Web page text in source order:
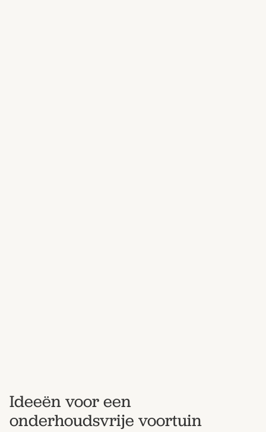
Ideeën voor een
onderhoudsvrije voortuin